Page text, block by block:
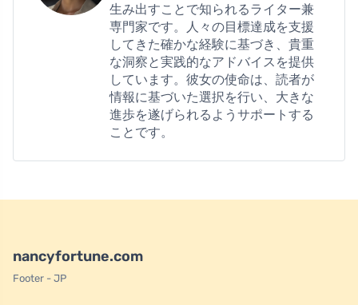
生み出すことで知られるライター兼
専門家です。人々の目標達成を支援
してきた確かな経験に基づき、貴重
な洞察と実践的なアドバイスを提供
しています。彼女の使命は、読者が
情報に基づいた選択を行い、大きな
進歩を遂げられるようサポートする
ことです。
nancyfortune.com
Footer - JP